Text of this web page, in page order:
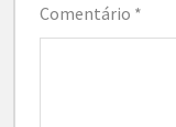
Comentário *